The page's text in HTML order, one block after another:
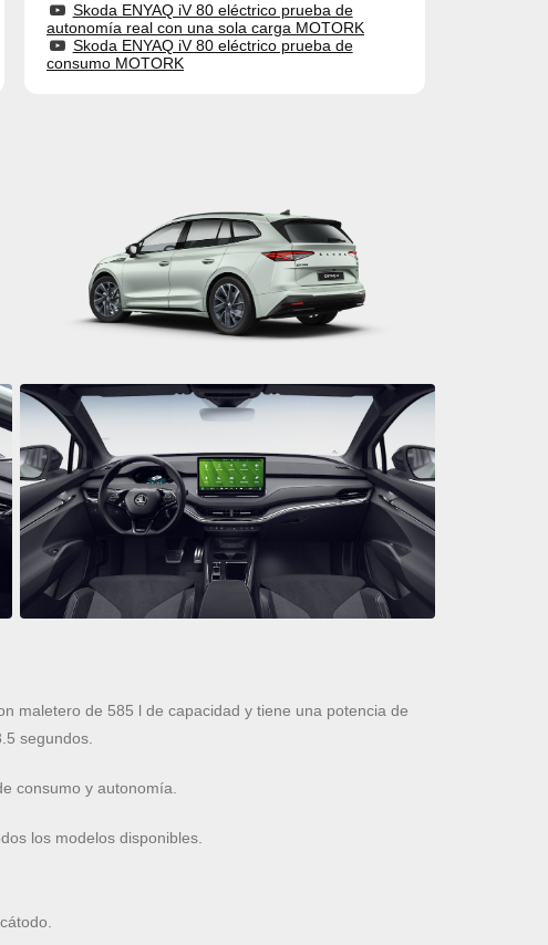
Skoda ENYAQ iV 80 eléctrico prueba de
autonomía real con una sola carga MOTORK
Skoda ENYAQ iV 80 eléctrico prueba de
consumo MOTORK
maletero de 585 l de capacidad y tiene una potencia de
segundos.
consumo y autonomía.
los modelos disponibles.